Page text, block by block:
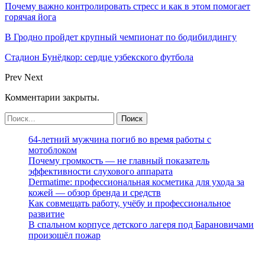
Почему важно контролировать стресс и как в этом помогает
горячая йога
В Гродно пройдет крупный чемпионат по бодибилдингу
Стадион Бунёдкор: сердце узбекского футбола
Prev Next
Комментарии закрыты.
64-летний мужчина погиб во время работы с
мотоблоком
Почему громкость — не главный показатель
эффективности слухового аппарата
Dermatime: профессиональная косметика для ухода за
кожей — обзор бренда и средств
Как совмещать работу, учёбу и профессиональное
развитие
В спальном корпусе детского лагеря под Барановичами
произошёл пожар